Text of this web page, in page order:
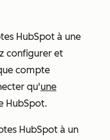
HubSpot à une
configurer et
compte
qu'une
HubSpot.
HubSpot à un